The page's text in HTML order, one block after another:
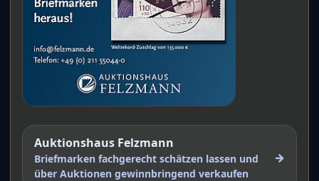
Auktionshaus Felzmann
Briefmarken fachgerecht schätzen lassen und
über Auktionen gewinnbringend verkaufen
→